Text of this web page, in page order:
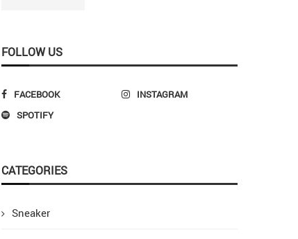
FOLLOW US
FACEBOOK
INSTAGRAM
SPOTIFY
CATEGORIES
Sneaker